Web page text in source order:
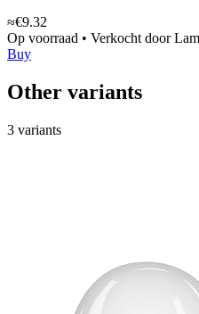
≈€9.32
Op voorraad • Verkocht door
Buy
Other variants
3 variants